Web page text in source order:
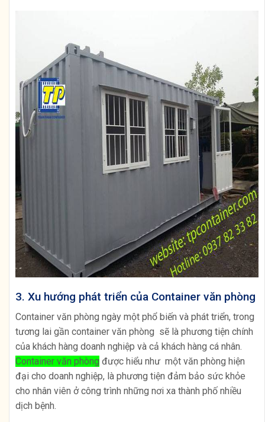
3. Xu hướng phát triển của Container văn phòng
Container văn phòng ngày một phổ biến và phát triển, trong
tương lai gần container văn phòng sẽ là phương tiện chính
của khách hàng doanh nghiệp và cả khách hàng cá nhân.
Container văn phòng được hiểu như một văn phòng hiện
đại cho doanh nghiệp, là phương tiện đảm bảo sức khỏe
cho nhân viên ở công trình những nơi xa thành phố nhiều
dịch bệnh.